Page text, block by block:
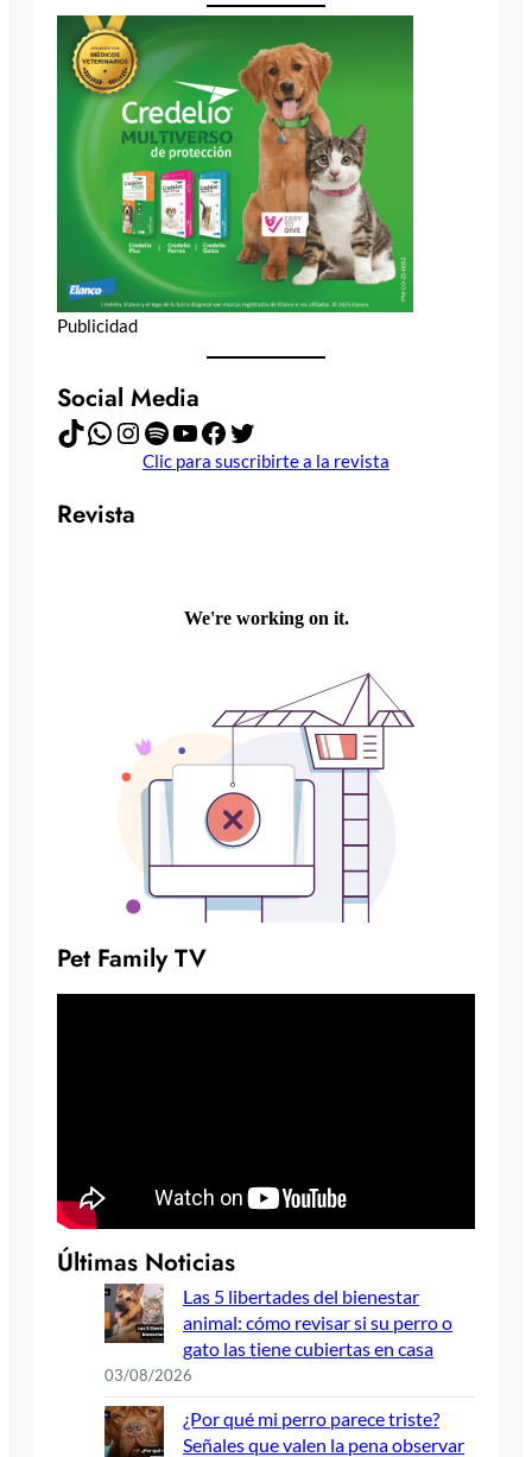
Publicidad
Social Media
TikTok WhatsApp Instagram Spotify YouTube Facebook Twitter
Clic para suscribirte a la revista
Revista
Pet Family TV
Últimas Noticias
Las 5 libertades del bienestar
animal: cómo revisar si su perro o
gato las tiene cubiertas en casa
03/08/2026
¿Por qué mi perro parece triste?
Señales que valen la pena observar